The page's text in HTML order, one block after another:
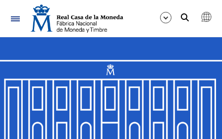
Navegación
Mostrar/Ocultar
Mostrar/Ocultar